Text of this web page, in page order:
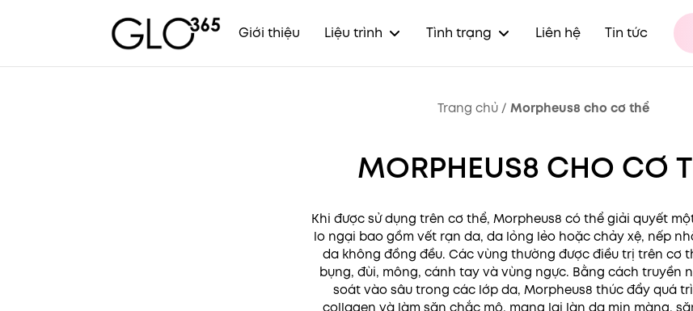
Giới thiệu Liệu trình Tình trạng Liên hệ Tin tức
Trang chủ/ Morpheus8 cho cơ thể
MORPHEUS8 CHO CƠ
Khi được sử dụng trên cơ thể, Morpheus8 có thể giải quyết
lo ngại bao gồm vết rạn da, da lỏng lẻo hoặc chảy xệ, nếp
da không đồng đều. Các vùng thường được điều trị trên cơ
bụng, đùi, mông, cánh tay và vùng ngực. Bằng cách truyền
soát vào sâu trong các lớp da, Morpheus8 thúc đẩy quá